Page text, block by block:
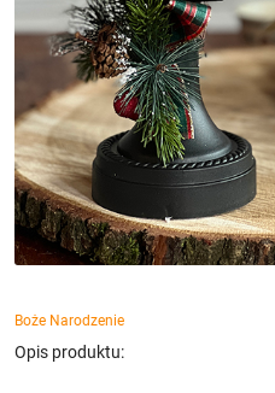
Boże Narodzenie
Opis produktu: